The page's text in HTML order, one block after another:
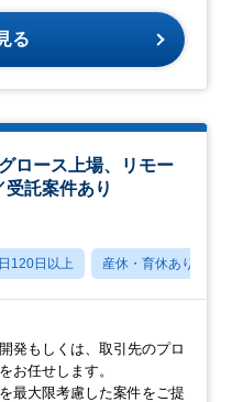
る
ロース上場、リモー
受託案件あり
120日以上 産休・育休あり
発もしくは、取引先のプロ
お任せします。
最大限考慮した案件をご提